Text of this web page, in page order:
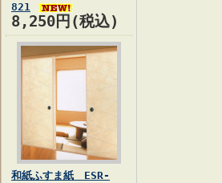
821
8,250円(税込)
和紙ふすま紙 ESR-